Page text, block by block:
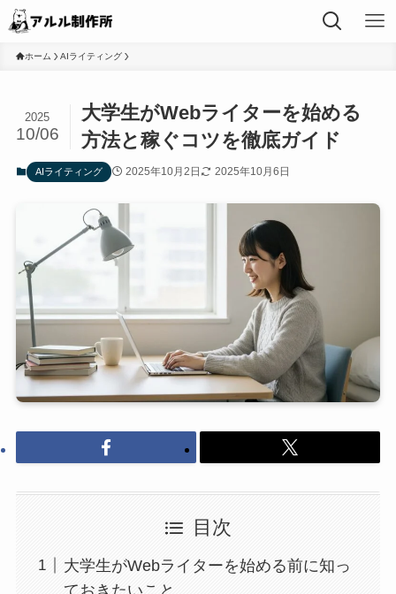
ホーム AIライティング
大学生がWebライターを始める
方法と稼ぐコツを徹底ガイド
2025
10/06
AIライティング 2025年10月2日 2025年10月6日
目次
大学生がWebライターを始める前に知っ
ておきたいこと